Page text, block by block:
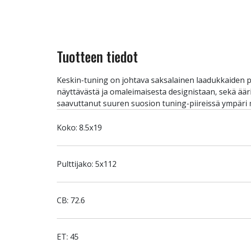
Tuotteen tiedot
Keskin-tuning on johtava saksalainen
näyttävästä ja omaleimaisesta designistaan, sekä
saavuttanut suuren suosion tuning-piireissä ympäri
Koko: 8.5x19
Pulttijako: 5x112
CB: 72.6
ET: 45